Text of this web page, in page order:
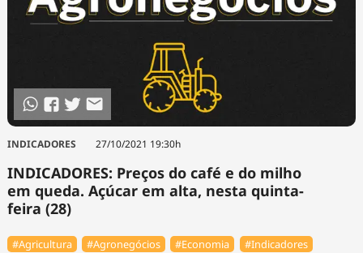
INDICADORES 27/10/2021 19:30h
INDICADORES: Preços do café e do milho
em queda. Açúcar em alta, nesta quinta-
feira (28)
#Agricultura #Agronegócios #Economia #Indicadores